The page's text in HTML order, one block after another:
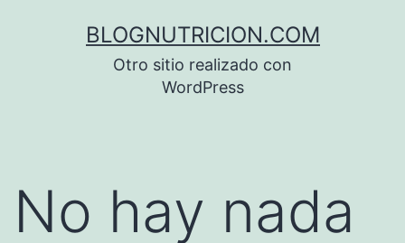
BLOGNUTRICION.COM
Otro sitio realizado con
WordPress
No hay nada